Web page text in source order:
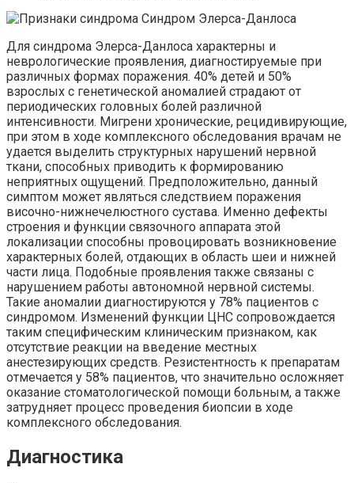
Для синдрома Элерса-Данлоса характерны и
неврологические проявления, диагностируемые при
различных формах поражения. 40% детей и 50%
взрослых с генетической аномалией страдают от
периодических головных болей различной
интенсивности. Мигрени хронические, рецидивирующие,
при этом в ходе комплексного обследования врачам не
удается выделить структурных нарушений нервной
ткани, способных приводить к формированию
неприятных ощущений. Предположительно, данный
симптом может являться следствием поражения
височно-нижнечелюстного сустава. Именно дефекты
строения и функции связочного аппарата этой
локализации способны провоцировать возникновение
характерных болей, отдающих в область шеи и нижней
части лица. Подобные проявления также связаны с
нарушением работы автономной нервной системы.
Такие аномалии диагностируются у 78% пациентов с
синдромом. Изменений функции ЦНС сопровождается
таким специфическим клиническим признаком, как
отсутствие реакции на введение местных
анестезирующих средств. Резистентность к препаратам
отмечается у 58% пациентов, что значительно осложняет
оказание стоматологической помощи больным, а также
затрудняет процесс проведения биопсии в ходе
комплексного обследования.
Диагностика